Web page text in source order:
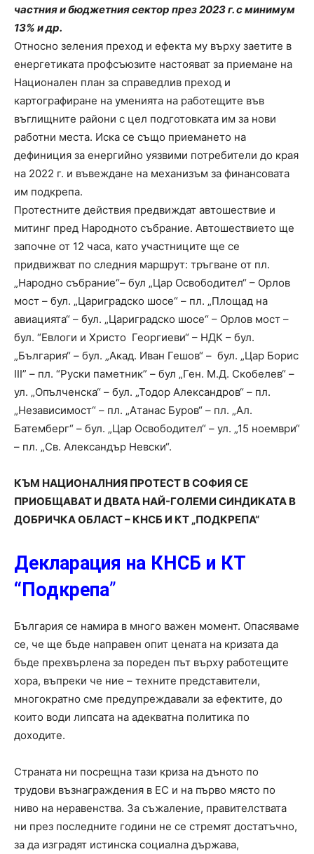
частния и бюджетния сектор през 2023 г. с минимум
13% и др.
Относно зеления преход и ефекта му върху заетите в
енергетиката профсъюзите настояват за приемане на
Национален план за справедлив преход и
картографиране на уменията на работещите във
въглищните райони с цел подготовката им за нови
работни места. Иска се също приемането на
дефиниция за енергийно уязвими потребители до края
на 2022 г. и въвеждане на механизъм за финансовата
им подкрепа.
Протестните действия предвиждат автошествие и
митинг пред Народното събрание. Автошествието ще
започне от 12 часа, като участниците ще се
придвижват по следния маршрут: тръгване от пл.
„Народно събрание“– бул „Цар Освободител“ – Орлов
мост – бул. „Цариградско шосе“ – пл. „Площад на
авиацията“ – бул. „Цариградско шосе“ – Орлов мост –
бул. “Евлоги и Христо Георгиеви“ – НДК – бул.
„България“ – бул. „Акад. Иван Гешов“ – бул. „Цар Борис
III” – пл. “Руски паметник” – бул „Ген. М.Д. Скобелев“ –
ул. „Опълченска“ – бул. „Тодор Александров“ – пл.
„Независимост“ – пл. „Атанас Буров“ – пл. „Ал.
Батемберг“ – бул. „Цар Освободител“ – ул. „15 ноември“
– пл. „Св. Александър Невски“.
КЪМ НАЦИОНАЛНИЯ ПРОТЕСТ В СОФИЯ СЕ
ПРИОБЩАВАТ И ДВАТА НАЙ-ГОЛЕМИ СИНДИКАТА В
ДОБРИЧКА ОБЛАСТ – КНСБ И КТ „ПОДКРЕПА“
Декларация на КНСБ и КТ
“Подкрепа”
България се намира в много важен момент. Опасяваме
се, че ще бъде направен опит цената на кризата да
бъде прехвърлена за пореден път върху работещите
хора, въпреки че ние – техните представители,
многократно сме предупреждавали за ефектите, до
които води липсата на адекватна политика по
доходите.
Страната ни посрещна тази криза на дъното по
трудови възнаграждения в ЕС и на първо място по
ниво на неравенства. За съжаление, правителствата
ни през последните години не се стремят достатъчно,
за да изградят истинска социална държава,